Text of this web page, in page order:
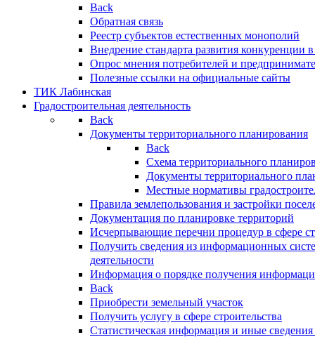
Back
Обратная связь
Реестр субъектов естественных монополий
Внедрение стандарта развития конкуренции
Опрос мнения потребителей и
Полезные ссылки на официальные сайты
ТИК Лабинская
Градостроительная деятельность
Back
Документы территориального планирования
Back
Схема территориального
Документы территориального
Местные нормативы
Правила землепользования и застройки
Документация по планировке территорий
Исчерпывающие перечни процедур в сфере
Получить сведения из информационных
деятельности
Информация о порядке получения
Back
Приобрести земельный участок
Получить услугу в сфере строительства
Статистическая информация и иные сведения